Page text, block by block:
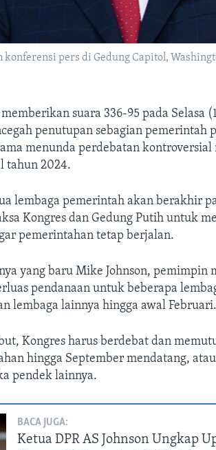
pers di Gedung Capitol,
suara 336-95 pada Selasa
penutupan sebagian pemerintah
menunda perdebatan kontroversial
tahun 2024.
lembaga pemerintah akan berakhir
Kongres dan Gedung Putih untuk
pemerintahan tetap berjalan.
yang baru Mike Johnson, pemimpin
pendanaan untuk beberapa
lembaga lainnya hingga awal Februari.
Kongres harus berdebat dan
hingga September mendatang,
pendek lainnya.
BACA JUGA:
Ketua DPR AS Johnson Ungkap